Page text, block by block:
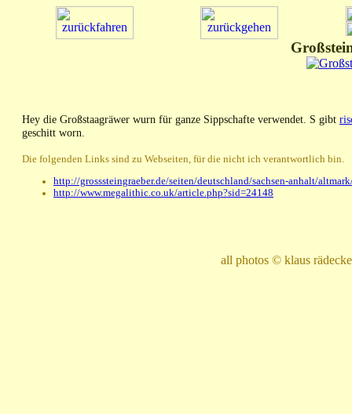
Hey die Großstaagräwer wurn für ganze Sippschafte verwendet. S gibt
geschitt worn.
Die folgenden Links sind zu Webseiten, für die nicht ich verantwortlich bin.
http://grosssteingraeber.de/seiten/deutschland/sachsen-anhalt/
http://www.megalithic.co.uk/article.php?sid=24148
all photos © klaus